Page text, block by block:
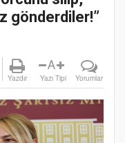
gönderdiler!”
Yazdır
A
Yazı Tipi Yorumlar